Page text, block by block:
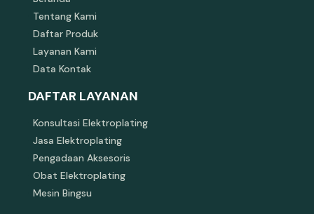
Tentang Kami
Daftar Produk
Layanan Kami
Data Kontak
DAFTAR LAYANAN
Konsultasi Elektroplating
Jasa Elektroplating
Pengadaan Aksesoris
Obat Elektroplating
Mesin Bingsu